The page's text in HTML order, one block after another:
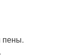
пены.